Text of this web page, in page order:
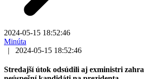
2024-05-15 18:52:46
Minúta
|
2024-05-15 18:52:46
Stredajší útok odsúdili aj exministri